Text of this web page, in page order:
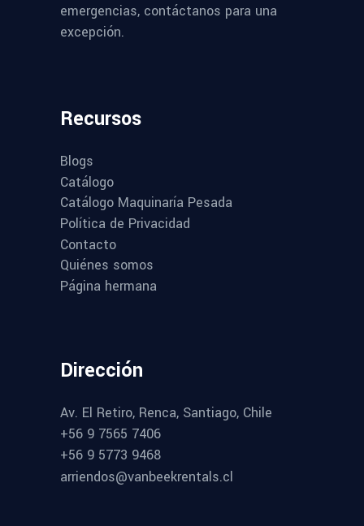
emergencias, contáctanos para una
excepción.
Recursos
Blogs
Catálogo
Catálogo Maquinaría Pesada
Política de Privacidad
Contacto
Quiénes somos
Página hermana
Dirección
Av. El Retiro, Renca, Santiago, Chile
+56 9 7565 7406
+56 9 5773 9468
arriendos@vanbeekrentals.cl